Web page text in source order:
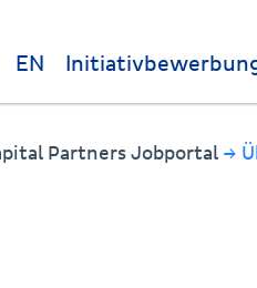
EN
Partners Jobportal →